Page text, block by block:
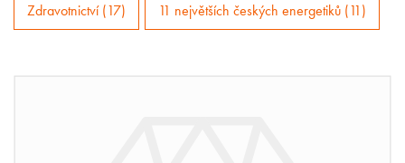
Zdravotnictví (17) 11 největších českých energetiků (11)